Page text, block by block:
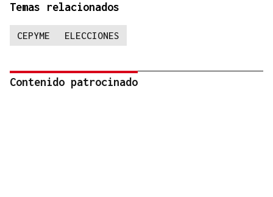
Temas relacionados
CEPYME ELECCIONES
Contenido patrocinado